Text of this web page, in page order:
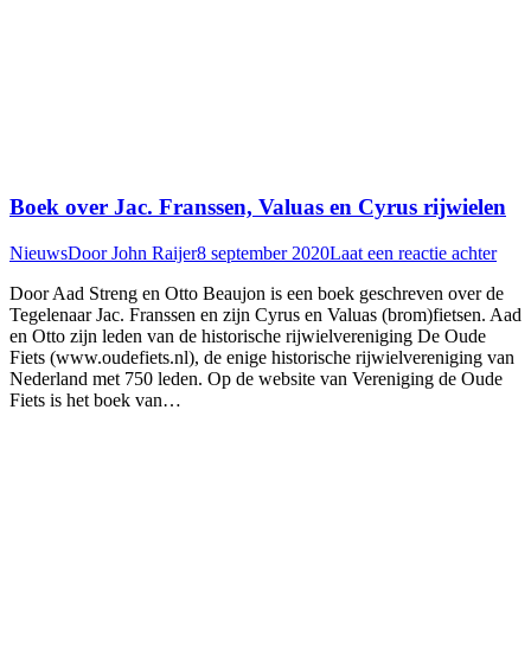
Boek over Jac. Franssen, Valuas en Cyrus rijwielen
NieuwsDoorJohn Raijer8 september 2020Laat een reactie achter
Door Aad Streng en Otto Beaujon is een boek geschreven over de
Tegelenaar Jac. Franssen en zijn Cyrus en Valuas (brom)fietsen. Aad
en Otto zijn leden van de historische rijwielvereniging De Oude
Fiets (www.oudefiets.nl), de enige historische rijwielvereniging van
Nederland met 750 leden. Op de website van Vereniging de Oude
Fiets is het boek van…